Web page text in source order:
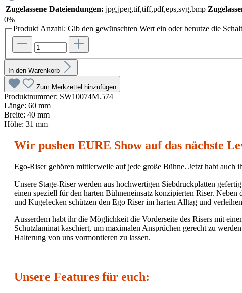
Zugelassene Dateiendungen: jpg,jpeg,tif,tiff,pdf,eps,svg,bmp
0%
Produkt Anzahl: Gib den gewünschten Wert ein oder benutze die
In den Warenkorb
Zum Merkzettel hinzufügen
Produktnummer: SW10074M.574
Länge: 60 mm
Breite: 40 mm
Höhe: 31 mm
Wir pushen EURE Show auf das nächste
Ego-Riser gehören mittlerweile auf jede große Bühne. Jetzt habt auch
Unsere Stage-Riser werden aus hochwertigen Siebdruckplatten
einen speziell für den harten Bühneneinsatz konzipierten Riser. Neben
und Kugelecken schützen den Ego Riser im harten Alltag und
Ausserdem habt ihr die Möglichkeit die Vorderseite des Risers mit
Schutzlaminat kaschiert, um maximalen Ansprüchen gerecht zu
Halterung von uns vormontieren zu lassen.
Unsere Features für euch: